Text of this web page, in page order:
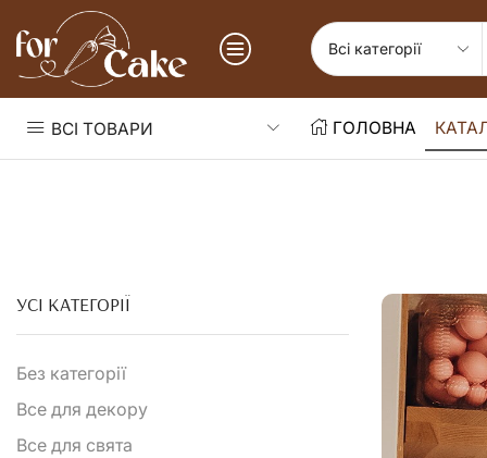
ВСІ ТОВАРИ ГОЛОВНА
УСІ КАТЕГОРІЇ
Без категорії
Все для декору
Все для свята